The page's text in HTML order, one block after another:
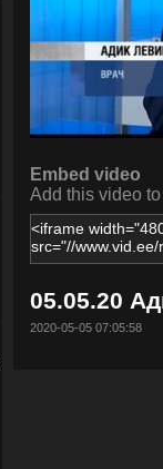
Embed video
Add this video
05.05.20
2020-05-05 07:05:58